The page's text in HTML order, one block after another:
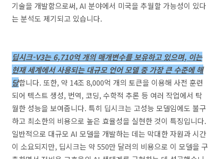
기술을 개발함으로써, AI 분야에서 미국을 추월할 가능성이 있다
는 분석도 제기되고 있습니다.
딥시크-V3는 6,710억 개의 매개변수를 보유하고 있으며, 이는
현재 세계에서 사용되는 대규모 언어 모델 중 가장 큰 수준에 해
당합니다. 또한, 약 14조 8,000억 개의 토큰을 이용해 사전 훈련
되어 텍스트 생성, 번역, 코딩, 수학적 추론 등 여러 작업에서 탁
월한 성능을 보여줍니다. 특히 딥시크는 고성능 모델임에도 불구
하고 최소한의 비용으로 높은 효율성을 실현한 것이 특징입니다.
일반적으로 대규모 AI 모델을 개발하는 데는 막대한 자원과 시간
이 소요되지만, 딥시크는 약 550만 달러의 비용으로 이 모델을 구